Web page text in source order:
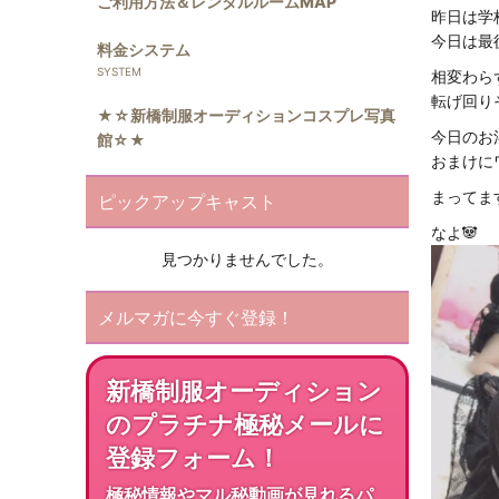
昨日は学
今日は最
相変わ
転げ回
今日のお
おまけに
まってま
なよ🐼
料金システム
★☆新橋制服オーディションコスプレ写真
館☆★
ピックアップキャスト
見つかりませんでした。
メルマガに今すぐ登録！
新橋制服オーディション
のプラチナ極秘メールに
登録フォーム！